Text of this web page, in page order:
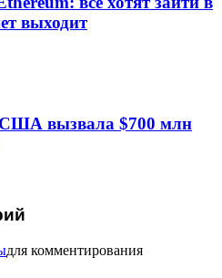
выходит
вызвала $700 млн
для комментирования